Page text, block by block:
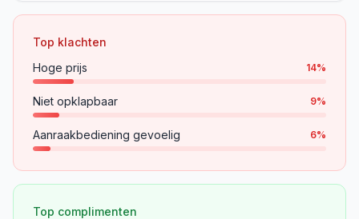
Top klachten
Hoge prijs
14%
Niet opklapbaar 9%
Aanraakbediening gevoelig 6%
Top complimenten